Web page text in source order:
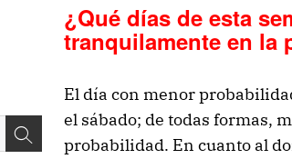
¿Qué días de esta
tranquilamente en la
El día con menor
el sábado; de todas formas,
probabilidad. En cuanto al